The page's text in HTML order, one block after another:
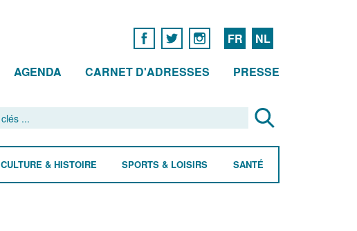
FR NL
AGENDA CARNET D'ADRESSES PRESSE
CULTURE & HISTOIRE SPORTS & LOISIRS SANTÉ